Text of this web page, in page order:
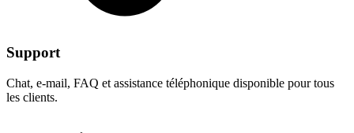
Support
Chat, e-mail, FAQ et assistance téléphonique disponible pour tous
les clients.